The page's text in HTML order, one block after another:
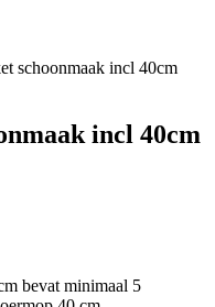
schoonmaak incl 40cm
incl 40cm
bevat minimaal 5